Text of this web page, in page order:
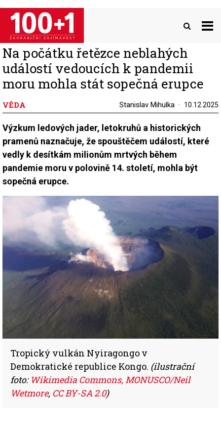
Přejít
hlavnímu
obsahu
Na počátku řetězce neblahých
událostí vedoucích k pandemii
moru mohla stát sopečná erupce
VĚDA Stanislav Mihulka 10.12.2025
Výzkum ledových jader, letokruhů a historických
pramenů naznačuje, že spouštěčem událostí, které
vedly k desítkám milionům mrtvých během
pandemie moru v polovině 14. století, mohla být
sopečná erupce.
Tropický vulkán Nyiragongo v
Demokratické republice Kongo. (ilustrační
foto: Wikimedia Commons, MONUSCO/Neil
Wetmore, CC BY-SA 2.0)